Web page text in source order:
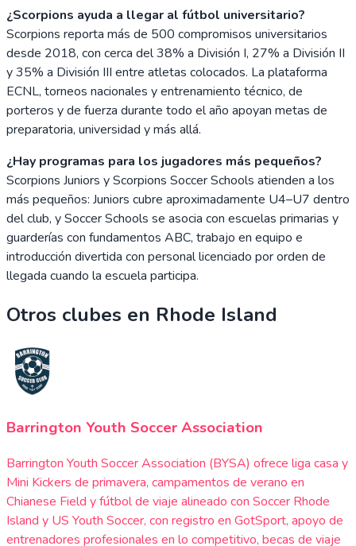
¿Scorpions ayuda a llegar al fútbol universitario?
Scorpions reporta más de 500 compromisos universitarios
desde 2018, con cerca del 38% a División I, 27% a División II
y 35% a División III entre atletas colocados. La plataforma
ECNL, torneos nacionales y entrenamiento técnico, de
porteros y de fuerza durante todo el año apoyan metas de
preparatoria, universidad y más allá.
¿Hay programas para los jugadores más pequeños?
Scorpions Juniors y Scorpions Soccer Schools atienden a los
más pequeños: Juniors cubre aproximadamente U4–U7 dentro
del club, y Soccer Schools se asocia con escuelas primarias y
guarderías con fundamentos ABC, trabajo en equipo e
introducción divertida con personal licenciado por orden de
llegada cuando la escuela participa.
Otros clubes en Rhode Island
Barrington Youth Soccer Association
Barrington Youth Soccer Association (BYSA) ofrece liga casa y
Mini Kickers de primavera, campamentos de verano en
Chianese Field y fútbol de viaje alineado con Soccer Rhode
Island y US Youth Soccer, con registro en GotSport, apoyo de
entrenadores profesionales en lo competitivo, becas de viaje